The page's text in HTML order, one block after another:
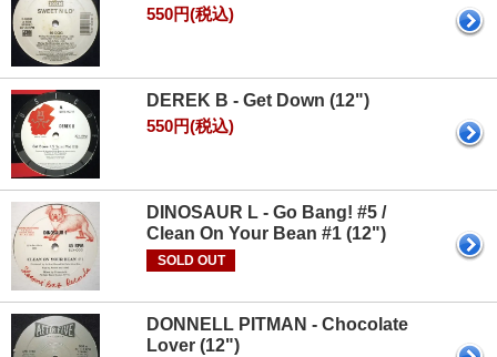
550円(税込)
DEREK B - Get Down (12")
550円(税込)
DINOSAUR L - Go Bang! #5 /
Clean On Your Bean #1 (12")
SOLD OUT
DONNELL PITMAN - Chocolate
Lover (12")